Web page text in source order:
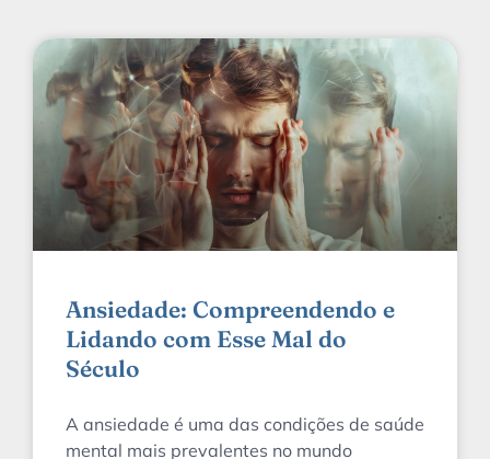
Ansiedade: Compreendendo e
Lidando com Esse Mal do
Século
A ansiedade é uma das condições de saúde
mental mais prevalentes no mundo